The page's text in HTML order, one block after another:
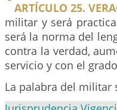
ARTÍCULO 25.
militar y será
será la norma del
contra la verdad,
servicio y con el
La palabra del militar